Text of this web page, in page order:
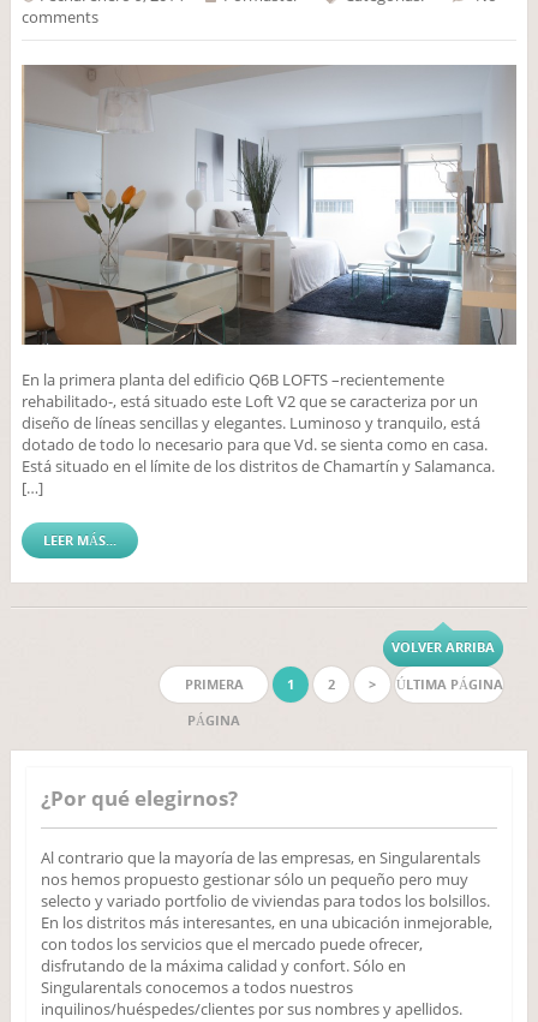
comments
En la primera planta del edificio Q6B LOFTS –recientemente
rehabilitado-, está situado este Loft V2 que se caracteriza por un
diseño de líneas sencillas y elegantes. Luminoso y tranquilo, está
dotado de todo lo necesario para que Vd. se sienta como en casa.
Está situado en el límite de los distritos de Chamartín y Salamanca.
[…]
LEER MÁS...
VOLVER ARRIBA
PRIMERA
PÁGINA
1 2 > ÚLTIMA PÁGINA
¿Por qué elegirnos?
Al contrario que la mayoría de las empresas, en Singularentals
nos hemos propuesto gestionar sólo un pequeño pero muy
selecto y variado portfolio de viviendas para todos los bolsillos.
En los distritos más interesantes, en una ubicación inmejorable,
con todos los servicios que el mercado puede ofrecer,
disfrutando de la máxima calidad y confort. Sólo en
Singularentals conocemos a todos nuestros
inquilinos/huéspedes/clientes por sus nombres y apellidos.